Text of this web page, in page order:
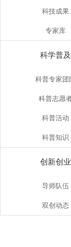
科技成果
专家库
科学普及
科普专家团
科普志愿
科普活动
科普知识
创新创业
导师队伍
双创动态